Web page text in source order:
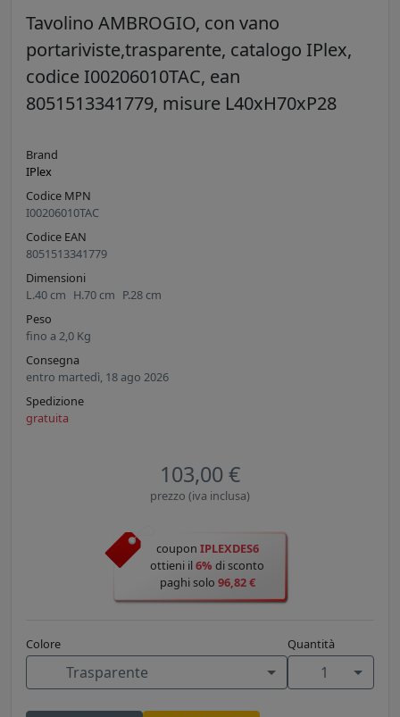
Tavolino AMBROGIO, con vano
portariviste,trasparente, catalogo IPlex,
codice I00206010TAC, ean
8051513341779, misure L40xH70xP28
Brand
IPlex
Codice MPN
I00206010TAC
Codice EAN
8051513341779
Dimensioni
L.40 cm H.70 cm P.28 cm
Peso
fino a 2,0 Kg
Consegna
entro martedì, 18 ago 2026
Spedizione
gratuita
103,00 €
prezzo (iva inclusa)
coupon IPLEXDES6
ottieni il6% di sconto
paghi solo 96,82 €
Colore
Trasparente
Quantità
1